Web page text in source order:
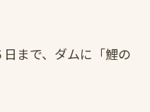
まで、ダムに「鯉の